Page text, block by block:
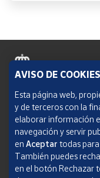
Política de cookies
Aviso legal
Condiciones del servicio
Política de Privacidad
AVISO DE COOKIES
Esta página web,
y de terceros con la
elaborar información
navegación y servir
en Aceptar todas
También puedes
en el botón Rechazar